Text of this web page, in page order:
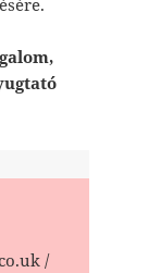
/